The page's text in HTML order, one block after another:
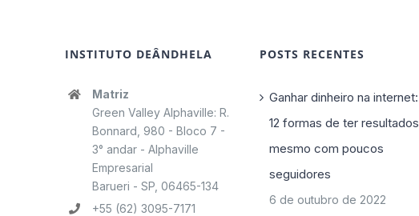
INSTITUTO DEÂNDHELA
Matriz
Green Valley Alphaville: R.
Bonnard, 980 - Bloco 7 -
3° andar - Alphaville
Empresarial
Barueri - SP, 06465-134
+55 (62) 3095-7171
POSTS RECENTES
Ganhar dinheiro na internet:
12 formas de ter resultados
mesmo com poucos
seguidores
6 de outubro de 2022